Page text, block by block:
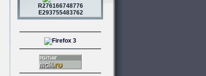
R276166748776
E293755483762